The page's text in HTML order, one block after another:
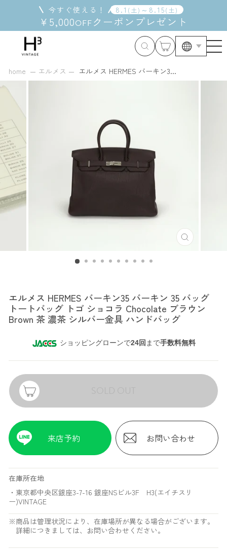
キ
ッ
る
今すぐ使える！ 8 . 1 ( 土) ～ 8 . 15( 土)
¥5,000OFFクーポン プレゼント
home エルメス エルメス HERMES バーキン3...
エルメス HERMES バーキン35 バーキン 35 バッグ
トートバッグ トゴ ショコラ Chocolate ブラウン
Brown 茶 濃茶 シルバー金具 ハンドバッグ
ショッピングローンで24回 まで手数料無料
来店予約 お問い合わせ
在庫所在地
・東京都中央区銀座3-7-16 銀座NSビル3F H3(エイチスリ
ー)VINTAGE
※商品は管理状況により、在庫場所が異なる場合がございます。
詳細につきましては、お問い合わせください。